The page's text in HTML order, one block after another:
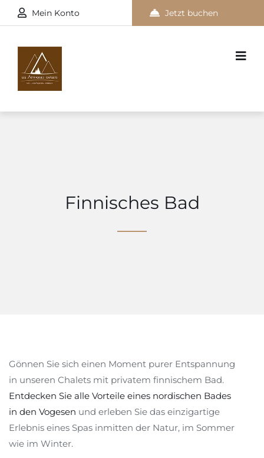
Mein Konto Jetzt buchen
Finnisches Bad
Gönnen Sie sich einen Moment purer Entspannung
in unseren Chalets mit privatem finnischem Bad.
Entdecken Sie alle Vorteile eines nordischen Bades
in den Vogesen und erleben Sie das einzigartige
Erlebnis eines Spas inmitten der Natur, im Sommer
wie im Winter.